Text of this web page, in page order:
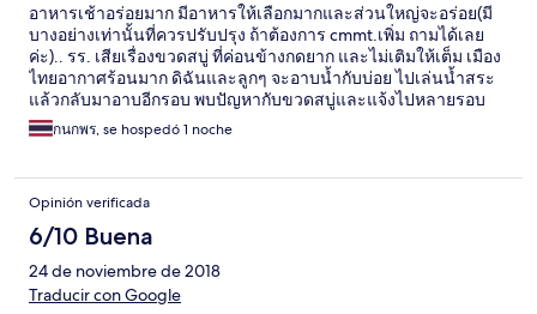
อาหารเช้าอร่อยมาก มีอาหารให้เลือกมากและส่วนใหญ่จะอร่อย(มี
บางอย่างเท่านั้นที่ควรปรับปรุง ถ้าต้องการ cmmt.เพิ่ม ถามได้เลย
ค่ะ).. รร. เสียเรื่องขวดสบู่ ที่ค่อนข้างกดยาก และไม่เติมให้เต็ม เมือง
ไทยอากาศร้อนมาก ดิฉันและลูกๆ จะอาบน้ำกับบ่อย ไปเล่นน้ำสระ
แล้วกลับมาอาบอีกรอบ พบปัญหากับขวดสบู่และแจ้งไปหลายรอบ
มาก แต่สภาพโดยรวม ดีเยี่ยมมากๆค่ะ
กนกพร, se hospedó 1 noche
Opinión verificada
6/10 Buena
24 de noviembre de 2018
Traducir con Google